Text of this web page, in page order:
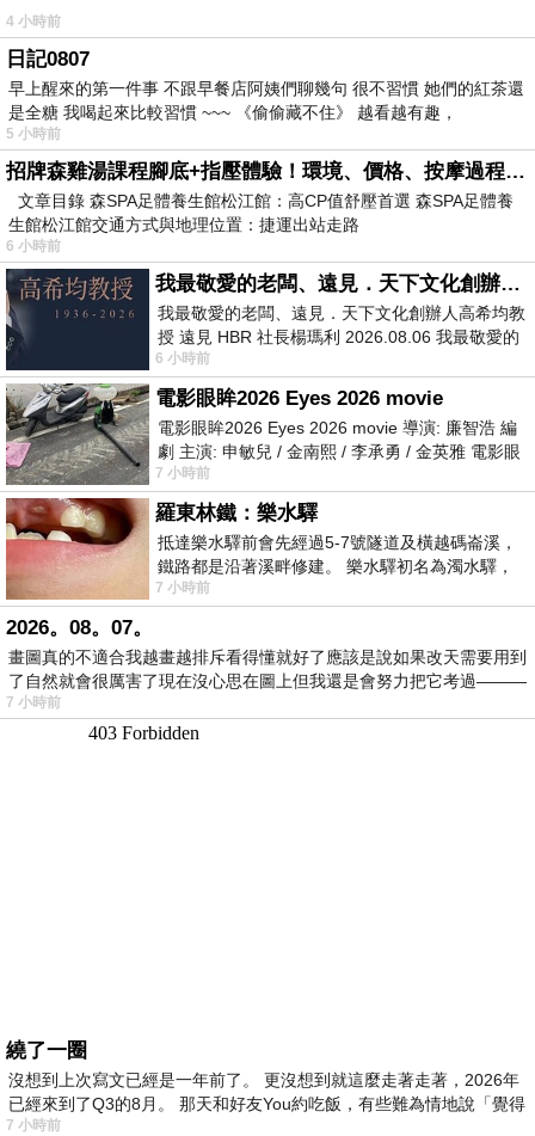
4 小時前
日記0807
早上醒來的第一件事 不跟早餐店阿姨們聊幾句 很不習慣 她們的紅茶還
是全糖 我喝起來比較習慣 ~~~ 《偷偷藏不住》 越看越有趣，
5 小時前
招牌森雞湯課程腳底+指壓體驗！環境、價格、按摩過程全紀錄，森SPA足體養生館松江館最新價格表
文章目錄 森SPA足體養生館松江館：高CP值舒壓首選 森SPA足體養
生館松江館交通方式與地理位置：捷運出站走路
6 小時前
我最敬愛的老闆、遠見．天下文化創辦人高希均教授
我最敬愛的老闆、遠見．天下文化創辦人高希均教
授 遠見 HBR 社長楊瑪利 2026.08.06 我最敬愛的
老闆、遠見．天下文化創辦人高希均教
6 小時前
電影眼眸2026 Eyes 2026 movie
電影眼眸2026 Eyes 2026 movie 導演: 廉智浩 編
劇 主演: 申敏兒 / 金南熙 / 李承勇 / 金英雅 電影眼
眸2026描述攝影師徐珍因遺
7 小時前
羅東林鐵：樂水驛
抵達樂水驛前會先經過5-7號隧道及橫越碼崙溪，
鐵路都是沿著溪畔修建。 樂水驛初名為濁水驛，
但因與臺鐵集集線車站同名，於1953
7 小時前
2026。08。07。
畫圖真的不適合我越畫越排斥看得懂就好了應該是說如果改天需要用到
了自然就會很厲害了現在沒心思在圖上但我還是會努力把它考過———
7 小時前
繞了一圈
沒想到上次寫文已經是一年前了。 更沒想到就這麼走著走著，2026年
已經來到了Q3的8月。 那天和好友You約吃飯，有些難為情地說「覺得
7 小時前